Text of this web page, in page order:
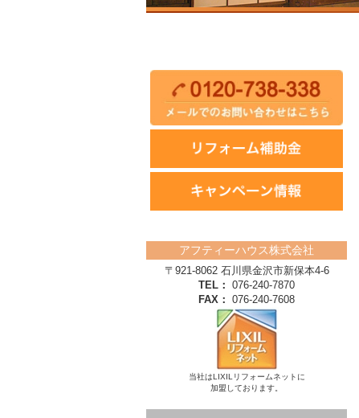
アフティーハウス株式会社
〒921-8062 石川県金沢市新保本4‐6
TEL： 076-240-7870
FAX： 076-240-7608
当社はLIXILリフォームネットに
加盟しております。